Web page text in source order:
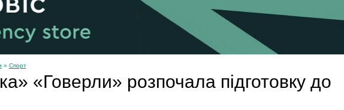
» Спорт
«Говерли» розпочала підготовку до